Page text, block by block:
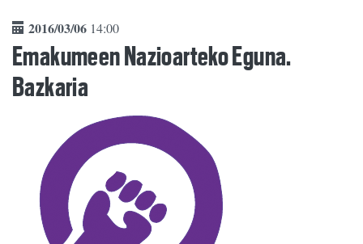
2016/03/06 14:00
Emakumeen Nazioarteko Eguna.
Bazkaria